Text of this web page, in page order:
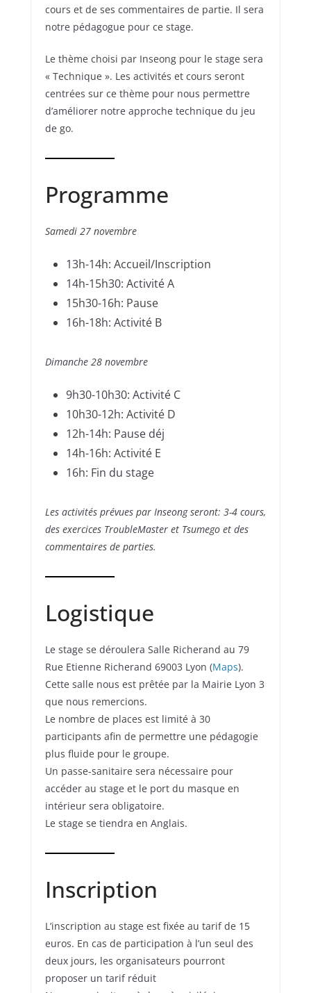
cours et de ses commentaires de partie. Il sera
notre pédagogue pour ce stage.
Le thème choisi par Inseong pour le stage sera
« Technique ». Les activités et cours seront
centrées sur ce thème pour nous permettre
d’améliorer notre approche technique du jeu
de go.
Programme
Samedi 27 novembre
13h-14h: Accueil/Inscription
14h-15h30: Activité A
15h30-16h: Pause
16h-18h: Activité B
Dimanche 28 novembre
9h30-10h30: Activité C
10h30-12h: Activité D
12h-14h: Pause déj
14h-16h: Activité E
16h: Fin du stage
Les activités prévues par Inseong seront: 3-4 cours,
des exercices TroubleMaster et Tsumego et des
commentaires de parties.
Logistique
Le stage se déroulera Salle Richerand au 79
Rue Etienne Richerand 69003 Lyon (Maps).
Cette salle nous est prêtée par la Mairie Lyon 3
que nous remercions.
Le nombre de places est limité à 30
participants afin de permettre une pédagogie
plus fluide pour le groupe.
Un passe-sanitaire sera nécessaire pour
accéder au stage et le port du masque en
intérieur sera obligatoire.
Le stage se tiendra en Anglais.
Inscription
L’inscription au stage est fixée au tarif de 15
euros. En cas de participation à l’un seul des
deux jours, les organisateurs pourront
proposer un tarif réduit